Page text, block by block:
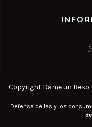
Copyright Dame un Beso
Defensa de las y los